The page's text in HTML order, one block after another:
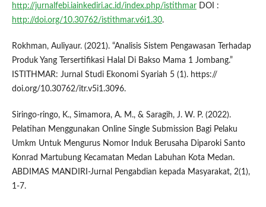
http://jurnalfebi.iainkediri.ac.id/index.php/istithmarDOI :
http://doi.org/10.30762/istithmar.v6i1.30.
Rokhman, Auliyaur. (2021). “Analisis Sistem Pengawasan Terhadap
Produk Yang Tersertifikasi Halal Di Bakso Mama 1 Jombang.”
ISTITHMAR: Jurnal Studi Ekonomi Syariah 5 (1). https://
doi.org/10.30762/itr.v5i1.3096.
Siringo-ringo, K., Simamora, A. M., & Saragih, J. W. P. (2022).
Pelatihan Menggunakan Online Single Submission Bagi Pelaku
Umkm Untuk Mengurus Nomor Induk Berusaha Diparoki Santo
Konrad Martubung Kecamatan Medan Labuhan Kota Medan.
ABDIMAS MANDIRI-Jurnal Pengabdian kepada Masyarakat, 2(1),
1-7.